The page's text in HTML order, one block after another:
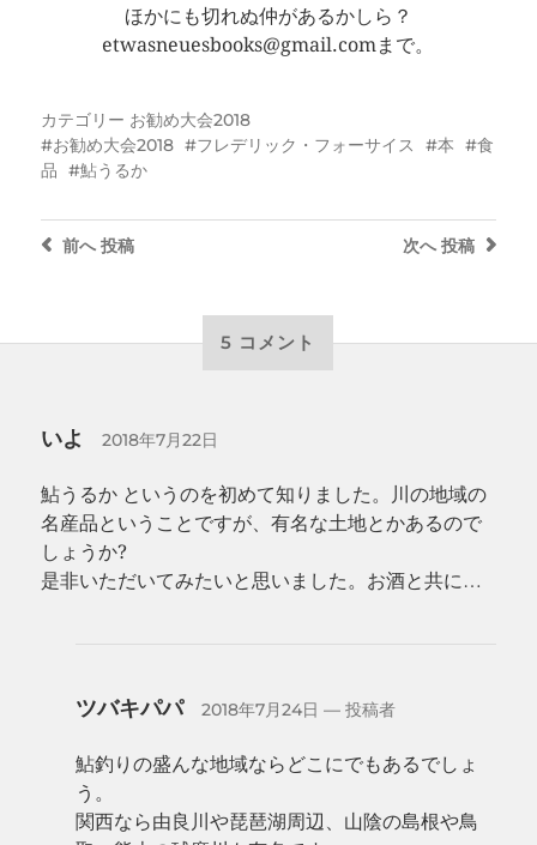
ほかにも切れぬ仲があるかしら？
etwasneuesbooks@gmail.comまで。
カテゴリー お勧め大会2018
お勧め大会2018
フレデリック・フォーサイス 本
食
品
鮎うるか
次へ 投稿
前へ投稿
5 コメント
いよ 2018年7月22日
鮎うるか というのを初めて知りました。川の地域の
名産品ということですが、有名な土地とかあるので
しょうか?
是非いただいてみたいと思いました。お酒と共に…
ツバキパパ 2018年7月24日 — 投稿者
鮎釣りの盛んな地域ならどこにでもあるでしょ
う。
関西なら由良川や琵琶湖周辺、山陰の島根や鳥